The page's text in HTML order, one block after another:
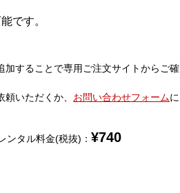
です。
加することで専用ご注文サイトからご確
いただくか、 お問い合わせフォームに
ンタル料金(税抜)： ¥740